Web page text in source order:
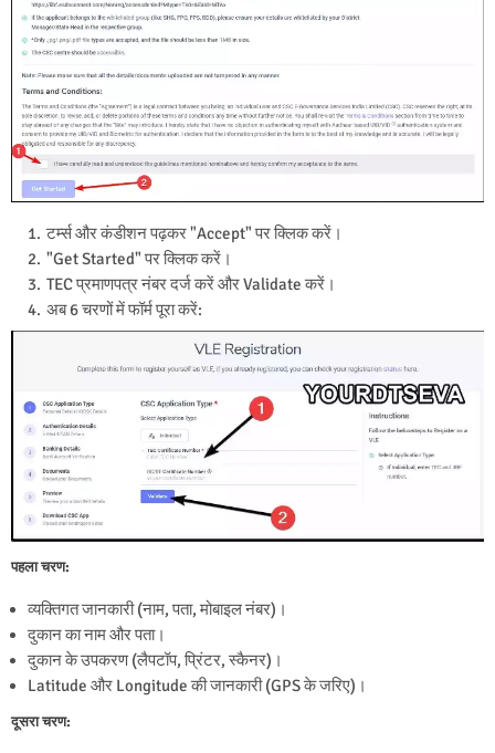
टर्म्स और कंडीशन पढ़कर "Accept" पर क्लिक करें।
"Get Started" पर क्लिक करें।
TEC प्रमाणपत्र नंबर दर्ज करें और Validate करें।
अब 6 चरणों में फॉर्म पूरा करें:
पहला चरण:
व्यक्तिगत जानकारी (नाम, पता, मोबाइल नंबर)।
दुकान का नाम और पता।
दुकान के उपकरण (लैपटॉप, प्रिंटर, स्कैनर)।
Latitude और Longitude की जानकारी (GPS के जरिए)।
दूसरा चरण: